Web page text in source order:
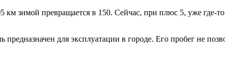
км зимой превращается в 150. Сейчас, при плюс 5, уже
предназначен для эксплуатации в городе. Его пробег не